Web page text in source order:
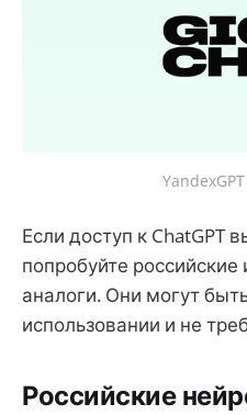
Если доступ к ChatGPT
попробуйте
аналоги. Они могут
использовании и не
Российские